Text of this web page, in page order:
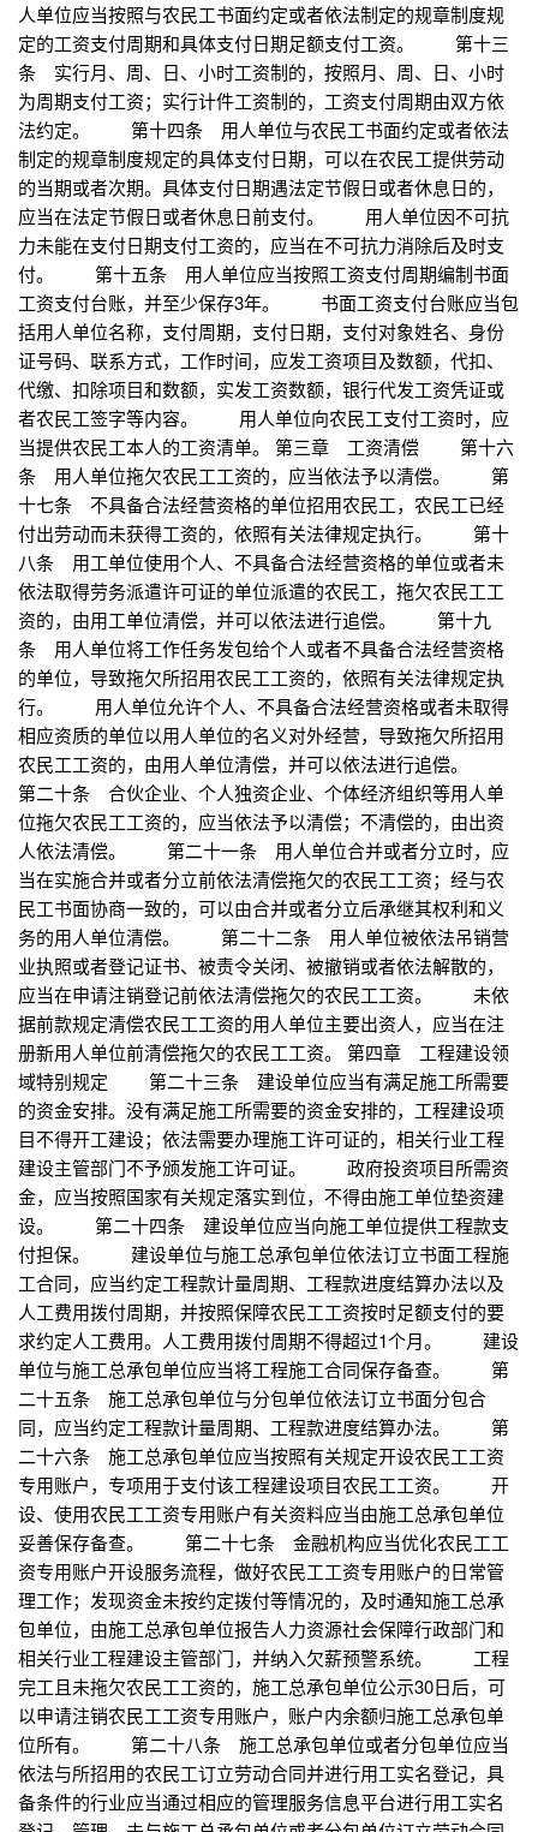
人单位应当按照与农民工书面约定或者依法制定的规章制度规
定的工资支付周期和具体支付日期足额支付工资。 第十三
条 实行月、周、日、小时工资制的，按照月、周、日、小时
为周期支付工资；实行计件工资制的，工资支付周期由双方依
法约定。 第十四条 用人单位与农民工书面约定或者依法
制定的规章制度规定的具体支付日期，可以在农民工提供劳动
的当期或者次期。具体支付日期遇法定节假日或者休息日的，
应当在法定节假日或者休息日前支付。 用人单位因不可抗
力未能在支付日期支付工资的，应当在不可抗力消除后及时支
付。 第十五条 用人单位应当按照工资支付周期编制书面
工资支付台账，并至少保存3年。 书面工资支付台账应当包
括用人单位名称，支付周期，支付日期，支付对象姓名、身份
证号码、联系方式，工作时间，应发工资项目及数额，代扣、
代缴、扣除项目和数额，实发工资数额，银行代发工资凭证或
者农民工签字等内容。 用人单位向农民工支付工资时，应
当提供农民工本人的工资清单。 第三章 工资清偿 第十六
条 用人单位拖欠农民工工资的，应当依法予以清偿。 第
十七条 不具备合法经营资格的单位招用农民工，农民工已经
付出劳动而未获得工资的，依照有关法律规定执行。 第十
八条 用工单位使用个人、不具备合法经营资格的单位或者未
依法取得劳务派遣许可证的单位派遣的农民工，拖欠农民工工
资的，由用工单位清偿，并可以依法进行追偿。 第十九
条 用人单位将工作任务发包给个人或者不具备合法经营资格
的单位，导致拖欠所招用农民工工资的，依照有关法律规定执
行。 用人单位允许个人、不具备合法经营资格或者未取得
相应资质的单位以用人单位的名义对外经营，导致拖欠所招用
农民工工资的，由用人单位清偿，并可以依法进行追偿。
第二十条 合伙企业、个人独资企业、个体经济组织等用人单
位拖欠农民工工资的，应当依法予以清偿；不清偿的，由出资
人依法清偿。 第二十一条 用人单位合并或者分立时，应
当在实施合并或者分立前依法清偿拖欠的农民工工资；经与农
民工书面协商一致的，可以由合并或者分立后承继其权利和义
务的用人单位清偿。 第二十二条 用人单位被依法吊销营
业执照或者登记证书、被责令关闭、被撤销或者依法解散的，
应当在申请注销登记前依法清偿拖欠的农民工工资。 未依
据前款规定清偿农民工工资的用人单位主要出资人，应当在注
册新用人单位前清偿拖欠的农民工工资。 第四章 工程建设领
域特别规定 第二十三条 建设单位应当有满足施工所需要
的资金安排。没有满足施工所需要的资金安排的，工程建设项
目不得开工建设；依法需要办理施工许可证的，相关行业工程
建设主管部门不予颁发施工许可证。 政府投资项目所需资
金，应当按照国家有关规定落实到位，不得由施工单位垫资建
设。 第二十四条 建设单位应当向施工单位提供工程款支
付担保。 建设单位与施工总承包单位依法订立书面工程施
工合同，应当约定工程款计量周期、工程款进度结算办法以及
人工费用拨付周期，并按照保障农民工工资按时足额支付的要
求约定人工费用。人工费用拨付周期不得超过1个月。 建设
单位与施工总承包单位应当将工程施工合同保存备查。 第
二十五条 施工总承包单位与分包单位依法订立书面分包合
同，应当约定工程款计量周期、工程款进度结算办法。 第
二十六条 施工总承包单位应当按照有关规定开设农民工工资
专用账户，专项用于支付该工程建设项目农民工工资。 开
设、使用农民工工资专用账户有关资料应当由施工总承包单位
妥善保存备查。 第二十七条 金融机构应当优化农民工工
资专用账户开设服务流程，做好农民工工资专用账户的日常管
理工作；发现资金未按约定拨付等情况的，及时通知施工总承
包单位，由施工总承包单位报告人力资源社会保障行政部门和
相关行业工程建设主管部门，并纳入欠薪预警系统。 工程
完工且未拖欠农民工工资的，施工总承包单位公示30日后，可
以申请注销农民工工资专用账户，账户内余额归施工总承包单
位所有。 第二十八条 施工总承包单位或者分包单位应当
依法与所招用的农民工订立劳动合同并进行用工实名登记，具
备条件的行业应当通过相应的管理服务信息平台进行用工实名